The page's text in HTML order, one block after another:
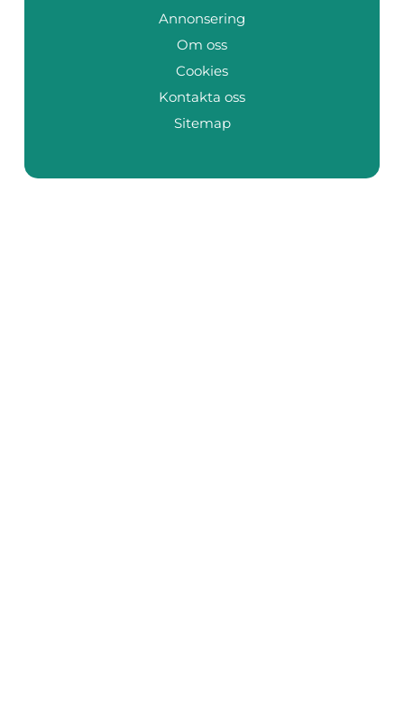
Annonsering
Om oss
Cookies
Kontakta oss
Sitemap